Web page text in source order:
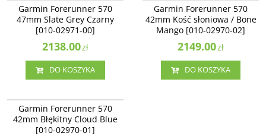
NOWOŚĆ
Garmin Forerunner 570
47mm Slate Grey Czarny
[010-02971-00]
2138.00zł
DO KOSZYKA
NOWOŚĆ
Garmin Forerunner 570
42mm Kość słoniowa / Bone
Mango [010-02970-02]
2149.00zł
DO KOSZYKA
NOWOŚĆ
Garmin Forerunner 570
42mm Błękitny Cloud Blue
[010-02970-01]